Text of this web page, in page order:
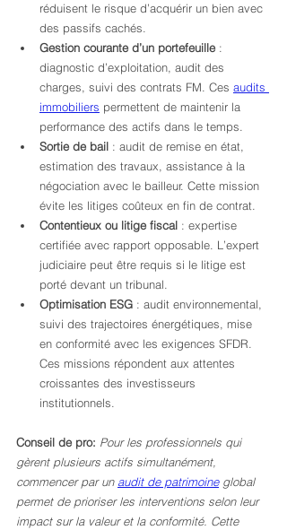
réduisent le risque d’acquérir un bien avec
des passifs cachés.
Gestion courante d’un portefeuille :
diagnostic d’exploitation, audit des
charges, suivi des contrats FM. Ces audits
immobiliers permettent de maintenir la
performance des actifs dans le temps.
Sortie de bail : audit de remise en état,
estimation des travaux, assistance à la
négociation avec le bailleur. Cette mission
évite les litiges coûteux en fin de contrat.
Contentieux ou litige fiscal : expertise
certifiée avec rapport opposable. L’expert
judiciaire peut être requis si le litige est
porté devant un tribunal.
Optimisation ESG : audit environnemental,
suivi des trajectoires énergétiques, mise
en conformité avec les exigences SFDR.
Ces missions répondent aux attentes
croissantes des investisseurs
institutionnels.
Conseil de pro: Pour les professionnels qui
gèrent plusieurs actifs simultanément,
commencer par un audit de patrimoine global
permet de prioriser les interventions selon leur
impact sur la valeur et la conformité. Cette